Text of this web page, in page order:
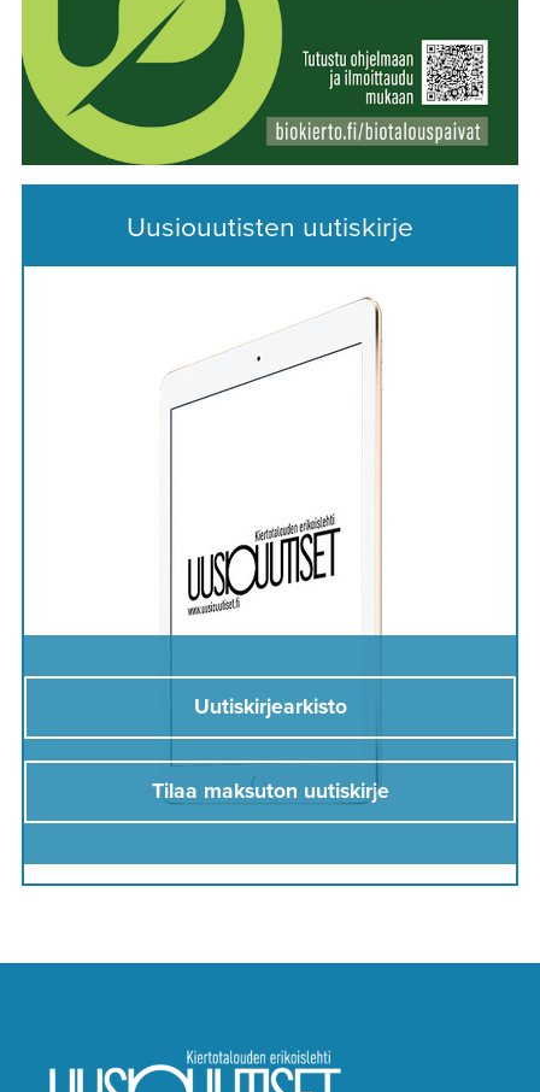
Uusiouutisten uutiskirje
Uutiskirjearkisto
Tilaa maksuton uutiskirje